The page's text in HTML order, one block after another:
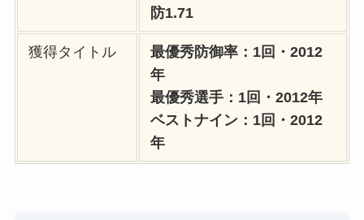
防1.71
獲得タイトル
最優秀防御率：1回・2012
年
最優秀選手：1回・2012年
ベストナイン：1回・2012
年